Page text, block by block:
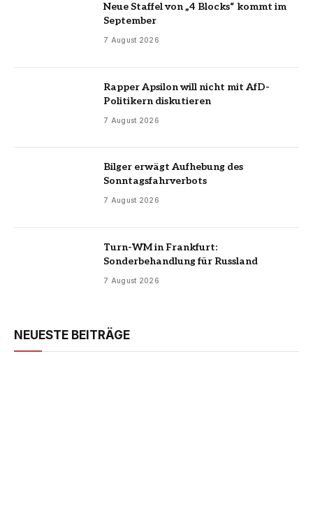
Neue Staffel von „4 Blocks“ kommt im
September
7 August 2026
Rapper Apsilon will nicht mit AfD-
Politikern diskutieren
7 August 2026
Bilger erwägt Aufhebung des
Sonntagsfahrverbots
7 August 2026
Turn-WM in Frankfurt:
Sonderbehandlung für Russland
7 August 2026
NEUESTE BEITRÄGE